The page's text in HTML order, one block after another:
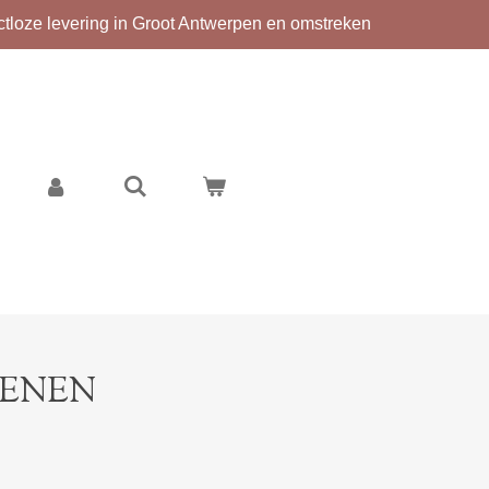
levering in Groot Antwerpen en omstreken